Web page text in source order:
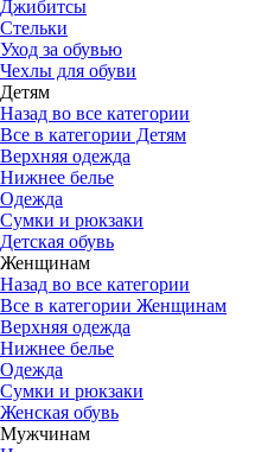
Джибитсы
Стельки
Уход за обувью
Чехлы для обуви
Детям
Назад во все категории
Все в категории Детям
Верхняя одежда
Нижнее белье
Одежда
Сумки и рюкзаки
Детская обувь
Женщинам
Назад во все категории
Все в категории Женщинам
Верхняя одежда
Нижнее белье
Одежда
Сумки и рюкзаки
Женская обувь
Мужчинам